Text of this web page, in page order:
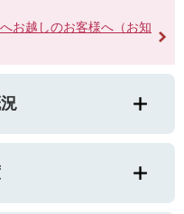
お越しのお客様へ（お知